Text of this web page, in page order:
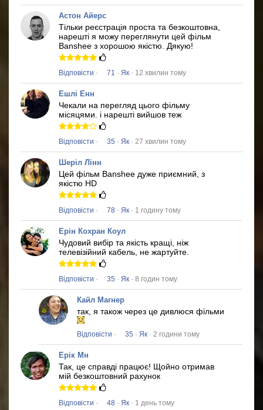
Астон Айерс
Тільки реєстрація проста та безкоштовна,
нарешті я можу переглянути цей фільм
Banshee з хорошою якістю. Дякую!
Відповісти · 71 · Як · 12 хвилин тому
Ешлі Енн
Чекали на перегляд цього фільму
місяцями. і нарешті вийшов теж
Відповісти · 35 · Як · 27 хвилин тому
Шеріл Лінн
Цей фільм Banshee дуже приємний, з
якістю HD
Відповісти · 78 · Як · 1 годину тому
Ерін Кохран Коул
Чудовий вибір та якість кращі, ніж
телевізійний кабель, не жартуйте.
Відповісти · 35 · Як · 8 годин тому
Кайл Магнер
так, я також через це дивлюся фільми
Відповісти · 35 · Як · 2 години тому
Ерік Мн
Так, це справді працює! Щойно отримав
мій безкоштовний рахунок
Відповісти · 48 · Як · 1 день тому